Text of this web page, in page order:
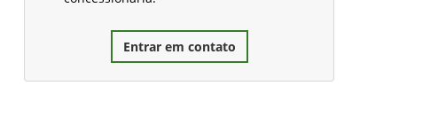
Entrar em contato